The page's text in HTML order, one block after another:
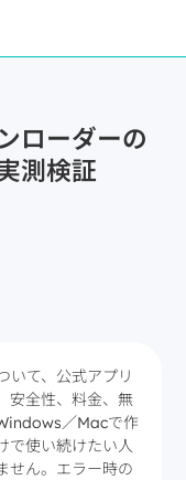
ローダーの
測検証
て、公式アプリ
安全性、料金、無
／Macで作
で使い続けたい人
せん。エラー時の